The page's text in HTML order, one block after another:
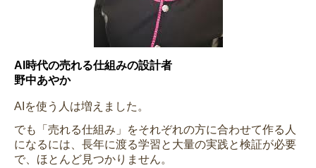
AI時代の売れる仕組みの設計者
野中あやか
AIを使う人は増えました。
でも「売れる仕組み」をそれぞれの方に合わせて作る人
になるには、長年に渡る学習と大量の実践と検証が必要
で、ほとんど見つかりません。